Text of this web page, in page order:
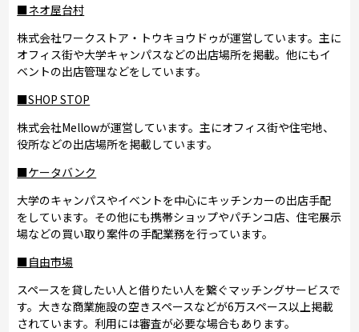
■ネオ屋台村
株式会社ワークストア・トウキョウドゥが運営しています。主に
オフィス街や大学キャンパスなどの出店場所を掲載。他にもイ
ベントの出店管理などをしています。
■SHOP STOP
株式会社Mellowが運営しています。主にオフィス街や住宅地、
役所などの出店場所を掲載しています。
■ケータバンク
大学のキャンパスやイベントを中心にキッチンカーの出店手配
をしています。その他にも携帯ショップやパチンコ店、住宅展示
場などの買い取り案件の手配業務を行っています。
■自由市場
スペースを貸したい人と借りたい人を繋ぐマッチングサービスで
す。大きな商業施設の空きスペースなどが6万スペース以上掲載
されています。利用には審査が必要な場合もあります。